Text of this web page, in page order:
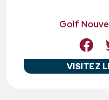
Golf
VISITEZ